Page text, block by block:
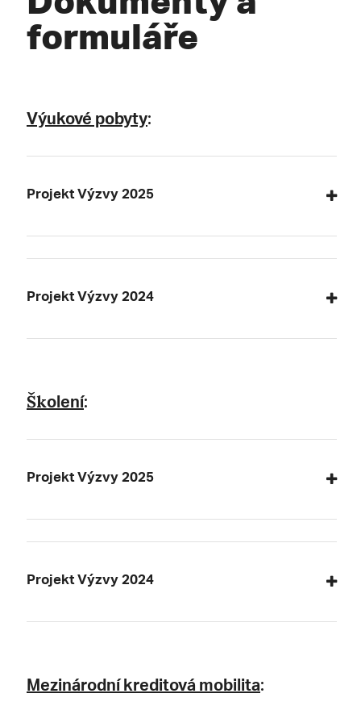
formuláře
Výukové pobyty:
Projekt Výzvy 2025
Projekt Výzvy 2024
Školení:
Projekt Výzvy 2025
Projekt Výzvy 2024
Mezinárodní kreditová mobilita: